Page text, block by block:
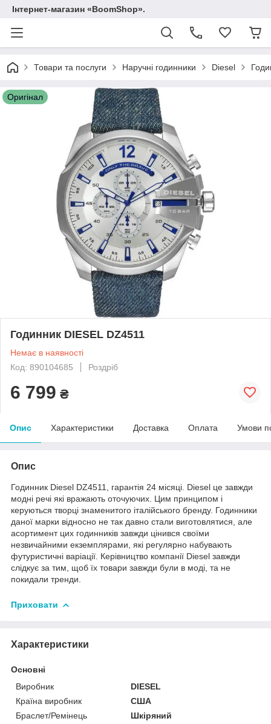
Інтернет-магазин «BoomShop».
Товари та послуги Наручні годинники Diesel
Оригінал
Годинник DIESEL DZ4511
Немає в наявності
Код: 890104685
Роздріб
6 799 ₴
Опис Характеристики Доставка Оплата Умови
Опис
Годинник Diesel DZ4511, гарантія 24 місяці. Diesel це завжди
модні речі які вражають оточуючих. Цим принципом і
керуються творці знаменитого італійського бренду. Годинники
даної марки відносно не так давно стали виготовлятися, але
асортимент цих годинників завжди цінився своїми
незвичайними екземплярами, які регулярно набувають
футуристичні варіації. Керівництво компанії Diesel завжди
слідкує за тим, щоб їх товари завжди були в моді, та не
покидали тренди.
Приховати
Характеристики
Основні
Виробник
DIESEL
Країна виробник
США
Браслет/Ремінець
Шкіряний